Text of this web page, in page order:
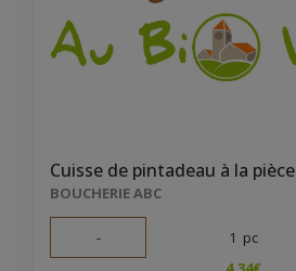
Cuisse de pintadeau à la pièce
BOUCHERIE ABC
- 1 pc